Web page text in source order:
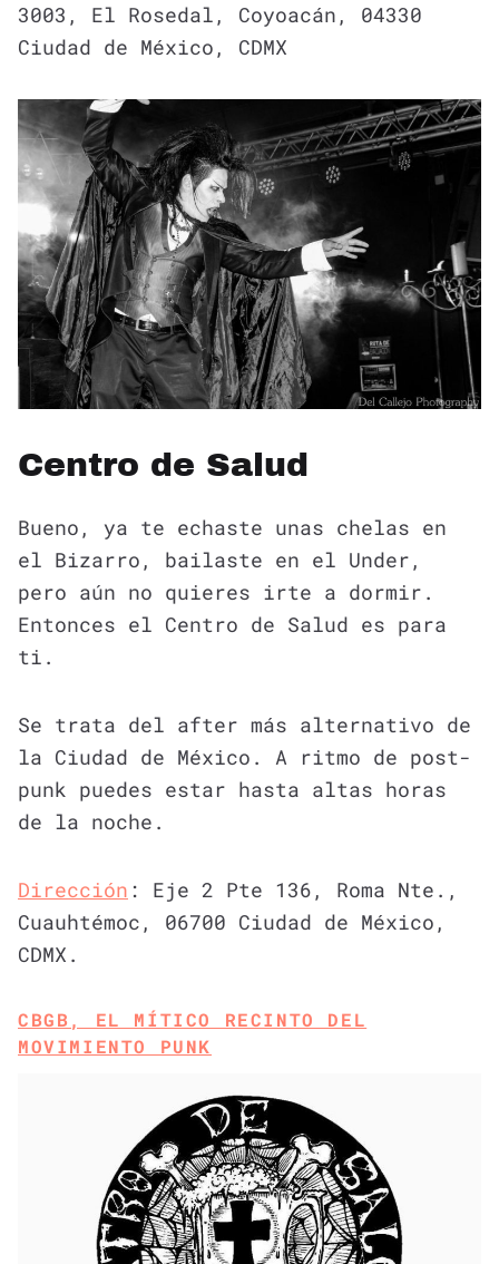
3003, El Rosedal, Coyoacán, 04330
Ciudad de México, CDMX
Centro de Salud
Bueno, ya te echaste unas chelas en
el Bizarro, bailaste en el Under,
pero aún no quieres irte a dormir.
Entonces el Centro de Salud es para
ti.
Se trata del after más alternativo de
la Ciudad de México. A ritmo de post-
punk puedes estar hasta altas horas
de la noche.
Dirección : Eje 2 Pte 136, Roma Nte.,
Cuauhtémoc, 06700 Ciudad de México,
CDMX.
CBGB, EL MÍTICO RECINTO DEL
MOVIMIENTO PUNK